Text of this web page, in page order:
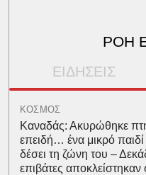
ΡΟΗ
ΕΙΔΗΣΕΙΣ
ΚΟΣΜΟΣ
Καναδάς: Ακυρώθηκε
επειδή… ένα μικρό παιδί
δέσει τη ζώνη του –
επιβάτες αποκλείστηκαν